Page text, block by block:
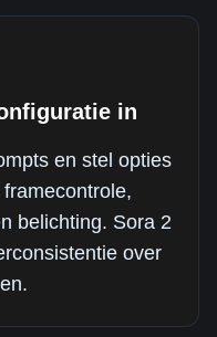
in
en stel opties
belichting. Sora 2
over